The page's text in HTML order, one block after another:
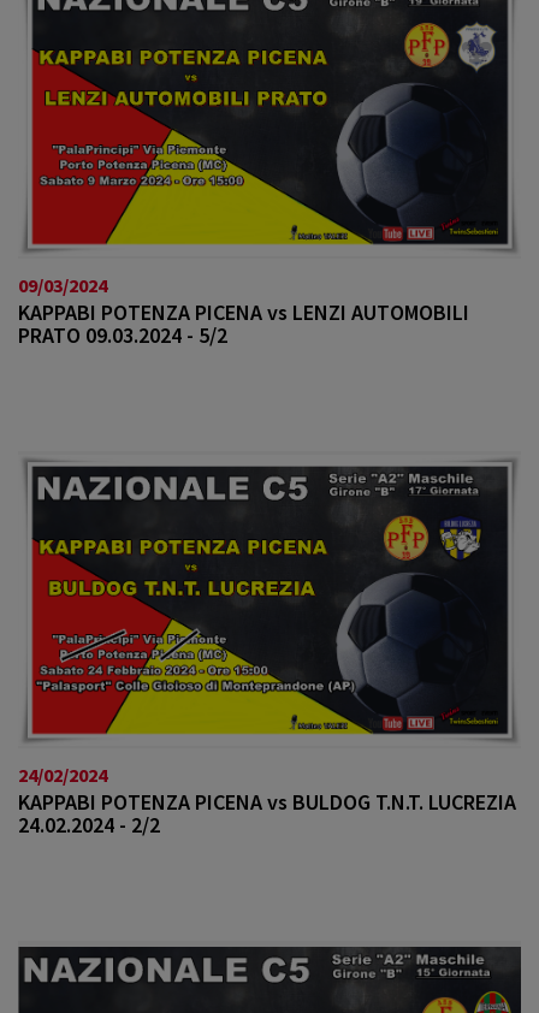
09/03/2024
KAPPABI POTENZA PICENA vs LENZI AUTOMOBILI
PRATO 09.03.2024 - 5/2
24/02/2024
KAPPABI POTENZA PICENA vs BULDOG T.N.T. LUCREZIA
24.02.2024 - 2/2